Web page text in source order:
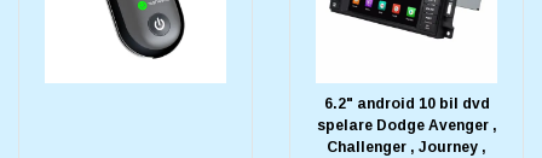
6.2" android 10 bil dvd
spelare Dodge Avenger ,
Challenger , Journey ,